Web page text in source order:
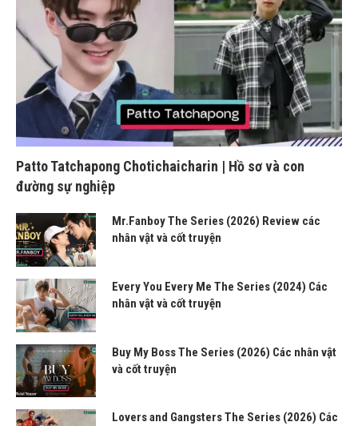
Patto Tatchapong Chotichaicharin | Hồ sơ và con
đường sự nghiệp
Mr.Fanboy The Series (2026) Review các
nhân vật và cốt truyện
Every You Every Me The Series (2024) Các
nhân vật và cốt truyện
Buy My Boss The Series (2026) Các nhân vật
và cốt truyện
Lovers and Gangsters The Series (2026) Các